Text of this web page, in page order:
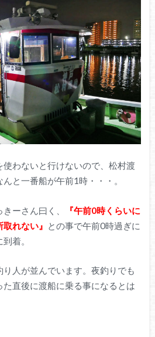
わないと行けないので、松村渡
と一番船が午前1時・・・。
ーさん曰く、
『午前0時くらいに
れない』
との事で午前0時過ぎに
着。
人が並んでいます。夜釣りでも
直後に渡船に乗る事になるとは